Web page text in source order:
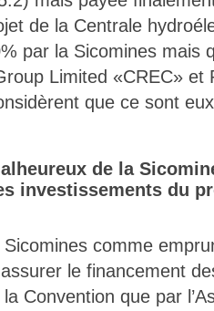
de la Centrale
par la Sicomines mais
Limited «CREC» et
que ce sont
de la
investissements du
comme
le financement
Convention que par